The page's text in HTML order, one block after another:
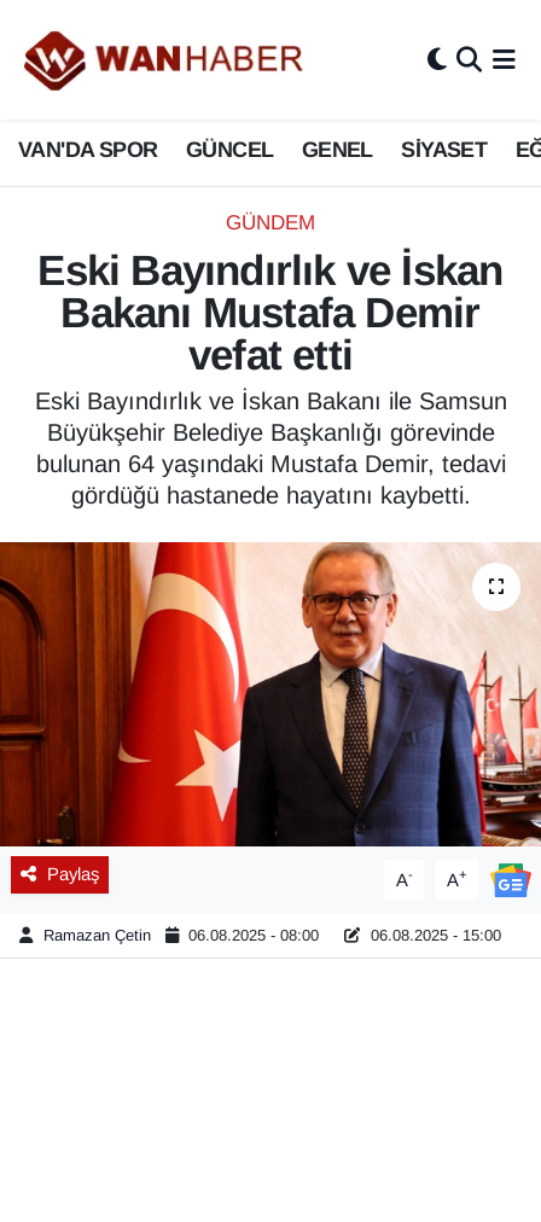
VAN'DA SPOR GÜNCEL GENEL SİYASET
GÜNDEM
Eski Bayındırlık ve İskan
Bakanı Mustafa Demir
vefat etti
Eski Bayındırlık ve İskan Bakanı ile Samsun
Büyükşehir Belediye Başkanlığı görevinde
bulunan 64 yaşındaki Mustafa Demir, tedavi
gördüğü hastanede hayatını kaybetti.
Paylaş A- A+
Ramazan Çetin 06.08.2025 - 08:00 06.08.2025 - 15:00
3.SAYFA
ASAYİŞ
BİLİM VE TEKNOLOJİ
Biyografi
ÇEVRE
Deprem
DÜNYA
EKONOMİ
Emlak
En çok konuşulanlar
Van Nöbetçi Eczaneler
Van Hava Durumu
Van Namaz Vakitleri
Van Trafik Yoğunluk Haritası
Süper Lig Puan Durumu ve Fikstür
Tüm Manşetler
Son Dakika Haberleri